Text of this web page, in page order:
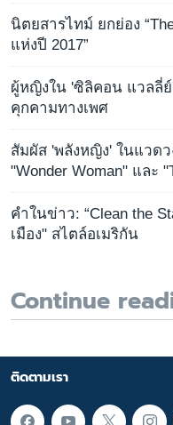
นิตยสารไทม์ ยกย่อง
แห่งปี 2017”
ผู้หญิงใน 'ซิลิคอน แวลลี่
คุกคามทางเพศ
สัมผัส 'พลังหญิง' ในแวด
"Wonder Woman" และ
คำในข่าว: “Clean the
เมือง" สไตล์อเมริกัน
Continue
ติดตามเรา